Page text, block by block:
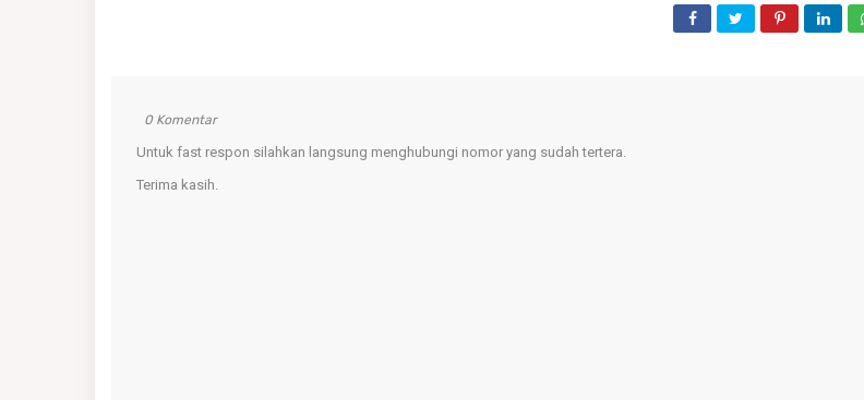
0 Komentar
Untuk fast respon silahkan langsung menghubungi nomor yang sudah tertera.
Terima kasih.